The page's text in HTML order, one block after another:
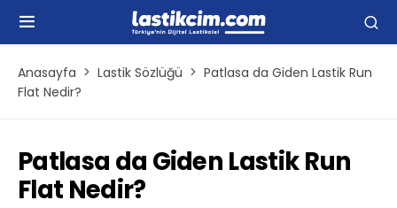
Anasayfa Lastik Sözlüğü
Patlasa da Giden Lastik Run
Flat Nedir?
Patlasa da Giden Lastik Run
Flat Nedir?